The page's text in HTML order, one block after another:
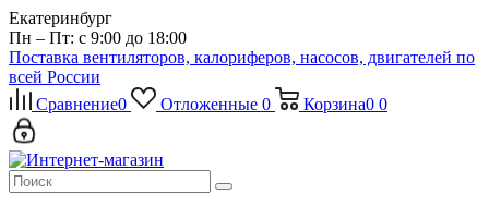
Екатеринбург
Пн – Пт: с 9:00 до 18:00
Поставка вентиляторов, калориферов, насосов, двигателей по
всей России
Сравнение0 Отложенные 0 Корзина0 0